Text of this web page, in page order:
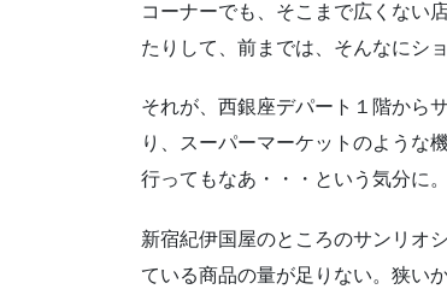
コーナーでも、そこまで広くない
たりして、前までは、そんなにシ
それが、西銀座デパート１階から
り、スーパーマーケットのような
行ってもなあ・・・という気分に。
新宿紀伊国屋のところのサンリオ
ている商品の量が足りない。狭い